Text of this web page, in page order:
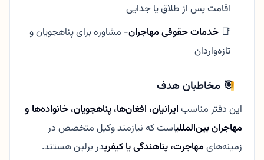
اقامت پس از طلاق یا جدایی
📑 خدمات حقوقی مهاجران- مشاوره برای پناهجویان و
تازه‌واردان
🎯 مخاطبان هدف
این دفتر مناسبایرانیان، افغان‌ها، پناهجویان، خانواده‌ها و
مهاجران بین‌المللیاست که نیازمند وکیل متخصص در
زمینه‌هایمهاجرت، پناهندگی یا کیفریدر برلین هستند.